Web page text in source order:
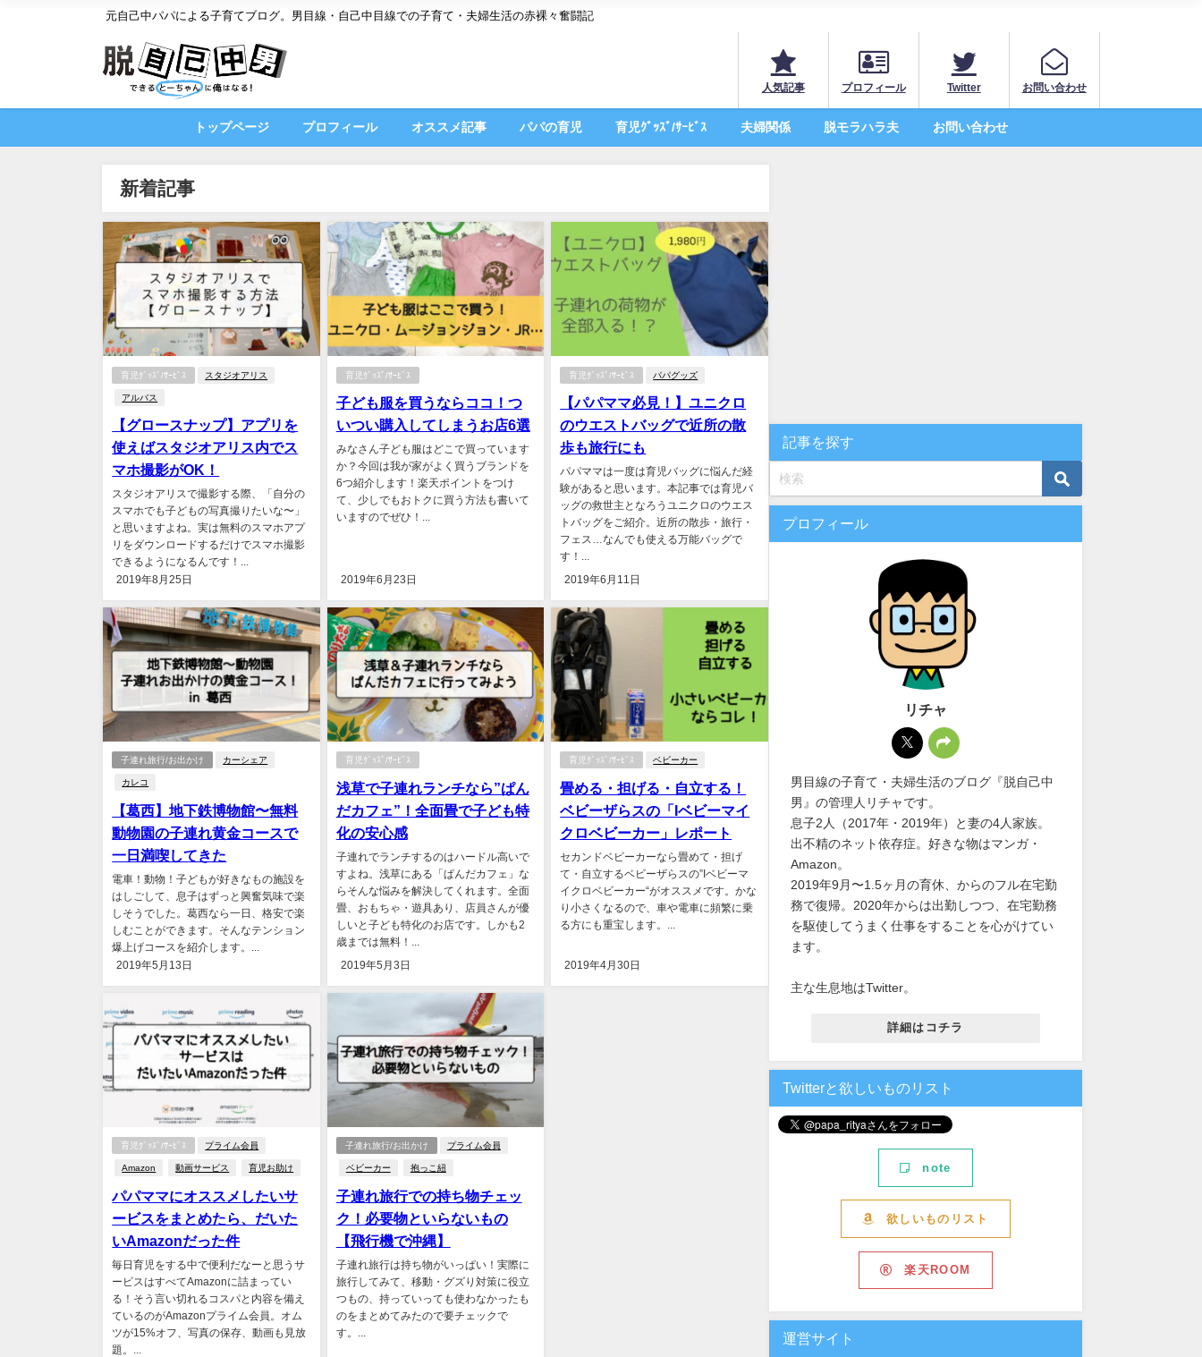
元自己中パパによる子育てブログ。男目線・自己中目線での子育て・夫婦生活の赤裸々奮闘記
人気記事 プロフィール Twitter お問い合わせ
トップページ プロフィール オススメ記事 パパの育児 育児ｸﾞｯｽﾞ/ｻｰﾋﾞｽ 夫婦関係 脱モラハラ夫 お問い合わせ
新着記事
育児ｸﾞｯｽﾞ/ｻｰﾋﾞｽ スタジオアリス
アルバス
【グロースナップ】アプリを
使えばスタジオアリス内でス
マホ撮影がOK！
スタジオアリスで撮影する際、「自分の
スマホでも子どもの写真撮りたいな〜」
と思いますよね。実は無料のスマホアプ
リをダウンロードするだけでスマホ撮影
できるようになるんです！...
2019年8月25日
育児ｸﾞｯｽﾞ/ｻｰﾋﾞｽ
子ども服を買うならココ！つ
いつい購入してしまうお店6選
みなさん子ども服はどこで買っています
か？今回は我が家がよく買うブランドを
6つ紹介します！楽天ポイントをつけ
て、少しでもおトクに買う方法も書いて
いますのでぜひ！...
2019年6月23日
育児ｸﾞｯｽﾞ/ｻｰﾋﾞｽ パパグッズ
【パパママ必見！】ユニクロ
のウエストバッグで近所の散
歩も旅行にも
パパママは一度は育児バッグに悩んだ経
験があると思います。本記事では育児バ
ッグの救世主となろうユニクロのウエス
トバッグをご紹介。近所の散歩・旅行・
フェス…なんでも使える万能バッグで
す！...
2019年6月11日
子連れ旅行/お出かけ カーシェア
カレコ
【葛西】地下鉄博物館〜無料
動物園の子連れ黄金コースで
一日満喫してきた
電車！動物！子どもが好きなもの施設を
はしごして、息子はずっと興奮気味で楽
しそうでした。葛西なら一日、格安で楽
しむことができます。そんなテンション
爆上げコースを紹介します。...
2019年5月13日
育児ｸﾞｯｽﾞ/ｻｰﾋﾞｽ
浅草で子連れランチなら”ぱん
だカフェ”！全面畳で子ども特
化の安心感
子連れでランチするのはハードル高いで
すよね。浅草にある「ぱんだカフェ」な
らそんな悩みを解決してくれます。全面
畳、おもちゃ・遊具あり、店員さんが優
しいと子ども特化のお店です。しかも2
歳までは無料！...
2019年5月3日
育児ｸﾞｯｽﾞ/ｻｰﾋﾞｽ ベビーカー
畳める・担げる・自立する！
ベビーザらスの「Iベビーマイ
クロベビーカー」レポート
セカンドベビーカーなら畳めて・担げ
て・自立するベビーザらスの”Iベビーマ
イクロベビーカー“がオススメです。かな
り小さくなるので、車や電車に頻繁に乗
る方にも重宝します。...
2019年4月30日
育児ｸﾞｯｽﾞ/ｻｰﾋﾞｽ プライム会員
Amazon 動画サービス 育児お助け
パパママにオススメしたいサ
ービスをまとめたら、だいた
いAmazonだった件
毎日育児をする中で便利だなーと思うサ
ービスはすべてAmazonに詰まってい
る！そう言い切れるコスパと内容を備え
ているのがAmazonプライム会員。オム
ツが15%オフ、写真の保存、動画も見放
題。...
子連れ旅行/お出かけ プライム会員
ベビーカー 抱っこ紐
子連れ旅行での持ち物チェッ
ク！必要物といらないもの
【飛行機で沖縄】
子連れ旅行は持ち物がいっぱい！実際に
旅行してみて、移動・グズり対策に役立
つもの、持っていっても使わなかったも
のをまとめてみたので要チェックで
す。...
記事を探す
プロフィール
リチャ
男目線の子育て・夫婦生活のブログ『脱自己中
男』の管理人リチャです。
息子2人（2017年・2019年）と妻の4人家族。
出不精のネット依存症。好きな物はマンガ・
Amazon。
2019年9月〜1.5ヶ月の育休、からのフル在宅勤
務で復帰。2020年からは出勤しつつ、在宅勤務
を駆使してうまく仕事をすることを心がけてい
ます。
主な生息地はTwitter。
詳細はコチラ
Twitterと欲しいものリスト
note
欲しいものリスト
楽天ROOM
運営サイト